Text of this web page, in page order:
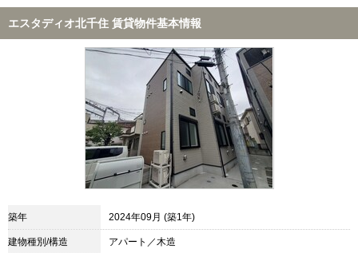
エスタディオ北千住 賃貸物件基本情報
築年 2024年09月 (築1年)
建物種別/構造 アパート／木造